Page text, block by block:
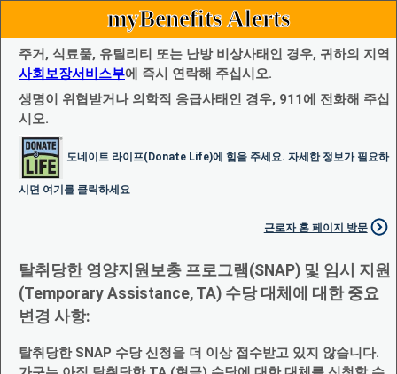
myBenefits Alerts
주거, 식료품, 유틸리티 또는 난방 비상사태인 경우, 귀하의 지역
사회보장서비스부에 즉시 연락해 주십시오.
생명이 위협받거나 의학적 응급사태인 경우, 911에 전화해 주십
시오.
도네이트 라이프(Donate Life)에 힘을 주세요. 자세한 정보가 필요하
시면 여기를 클릭하세요
근로자 홈 페이지 방문
탈취당한 영양지원보충 프로그램(SNAP) 및 임시 지원
(Temporary Assistance, TA) 수당 대체에 대한 중요
변경 사항:
탈취당한 SNAP 수당 신청을 더 이상 접수받고 있지 않습니다.